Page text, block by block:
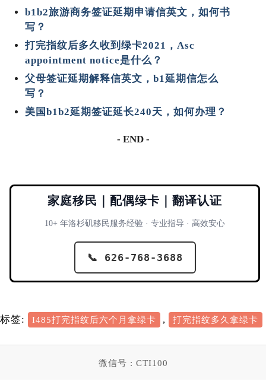
b1b2旅游商务签证延期申请信英文，如何书
写？
打完指纹后多久收到绿卡2021，Asc
appointment notice是什么？
父母签证延期解释信英文，b1延期信怎么
写？
美国b1b2延期签证延长240天，如何办理？
- END -
家庭移民｜配偶绿卡｜翻译认证
10+ 年洛杉矶移民服务经验 · 专业指导 · 高效安心
📞 626-768-3688
标签: I485打完指纹后六个月拿绿卡 , 打完指纹多久拿绿卡
微信号 : CTI100